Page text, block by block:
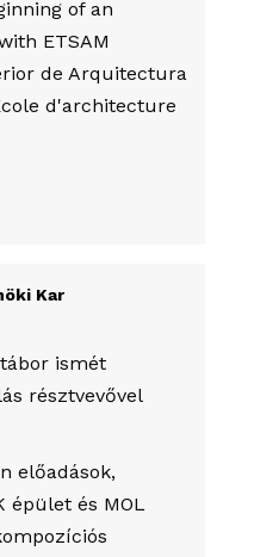
of an
ETSAM
de Arquitectura
d'architecture
Kar
ismét
résztvevővel
előadások,
épület és MOL